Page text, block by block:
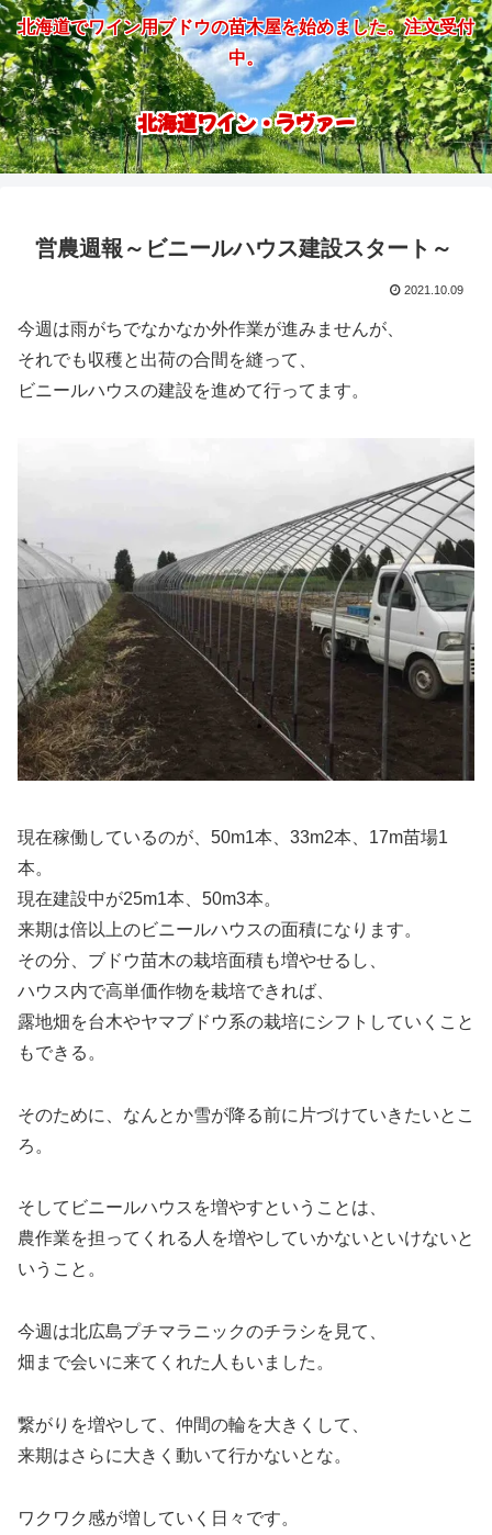
北海道でワイン用ブドウの苗木屋を始めました。注文受付
中。
北海道ワイン・ラヴァー
営農週報～ビニールハウス建設スタート～
2021.10.09
今週は雨がちでなかなか外作業が進みませんが、
それでも収穫と出荷の合間を縫って、
ビニールハウスの建設を進めて行ってます。
現在稼働しているのが、50m1本、33m2本、17m苗場1
本。
現在建設中が25m1本、50m3本。
来期は倍以上のビニールハウスの面積になります。
その分、ブドウ苗木の栽培面積も増やせるし、
ハウス内で高単価作物を栽培できれば、
露地畑を台木やヤマブドウ系の栽培にシフトしていくこと
もできる。
そのために、なんとか雪が降る前に片づけていきたいとこ
ろ。
そしてビニールハウスを増やすということは、
農作業を担ってくれる人を増やしていかないといけないと
いうこと。
今週は北広島プチマラニックのチラシを見て、
畑まで会いに来てくれた人もいました。
繋がりを増やして、仲間の輪を大きくして、
来期はさらに大きく動いて行かないとな。
ワクワク感が増していく日々です。